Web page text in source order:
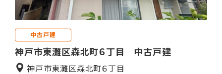
中古戸建
神戸市東灘区森北町６丁目 中古戸建
神戸市東灘区森北町６丁目